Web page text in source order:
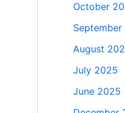
October
August
July 2025
June 2025